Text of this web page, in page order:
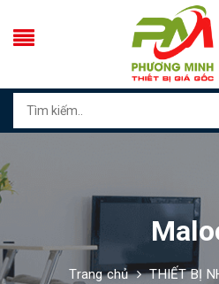
Trang chủ THIẾT BỊ